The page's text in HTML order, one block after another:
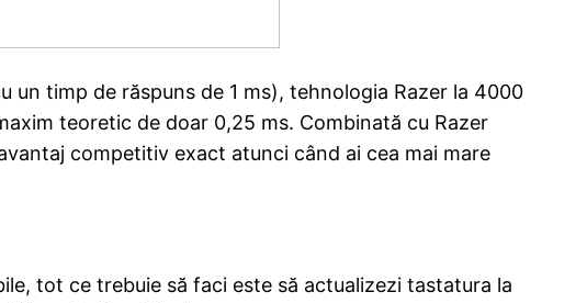
timp de răspuns de 1 ms), tehnologia Razer la 4000
teoretic de doar 0,25 ms. Combinată cu Razer
competitiv exact atunci când ai cea mai mare
tot ce trebuie să faci este să actualizezi tastatura la